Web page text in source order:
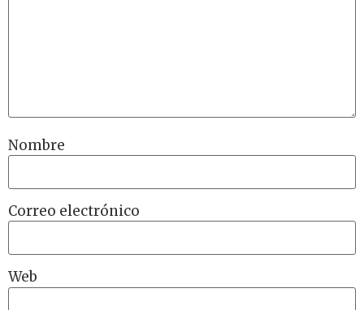
Nombre
Correo electrónico
Web